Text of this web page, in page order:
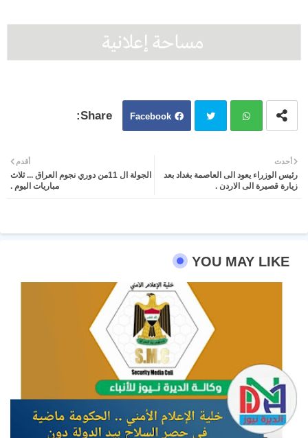
Facebook
ter atsa
أحدث
رئيس الوزراء يعود الى العاصمة بغداد بعد
زيارة قصيرة الى الاردن .
أقدم
الجولة ال 11من دوري نجوم العراق ... ثلاث
مباريات اليوم .
YOU MAY LIKE